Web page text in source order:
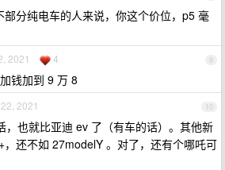
部分纯电车的人来说，你这个价位，p5 毫
9
2021 4
钱加到 9 万 8
10
2021
，也就比亚迪 ev 了（有车的话）。其他新
还不如 27modelY 。对了，还有个哪吒可